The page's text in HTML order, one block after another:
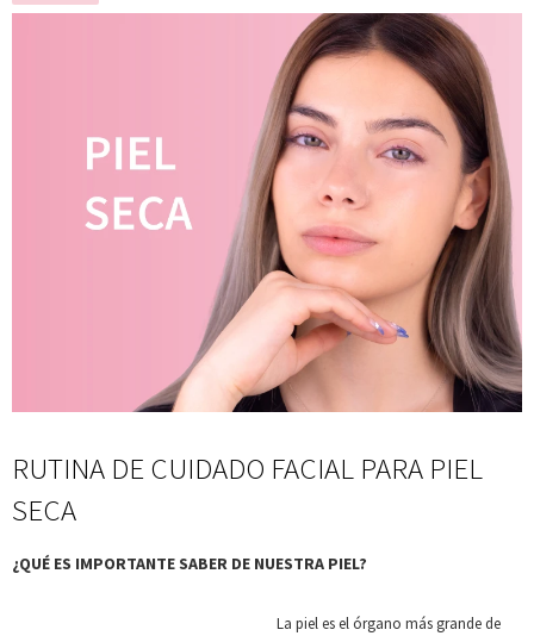
RUTINA DE CUIDADO FACIAL PARA PIEL
SECA
¿QUÉ ES IMPORTANTE SABER DE NUESTRA PIEL?
La piel es el órgano más grande de